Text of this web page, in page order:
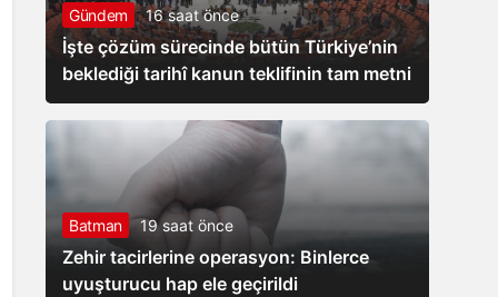
Gündem 16 saat önce
İşte çözüm sürecinde bütün Türkiye’nin
beklediği tarihî kanun teklifinin tam metni
Batman 19 saat önce
Zehir tacirlerine operasyon: Binlerce
uyuşturucu hap ele geçirildi